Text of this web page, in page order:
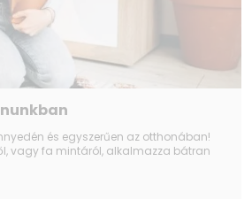
és egyszerűen az otthonában!
vagy fa mintáról, alkalmazza bátran